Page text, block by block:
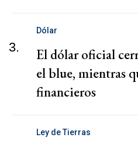
3.
Dólar
El dólar oficial
el blue, mientras
financieros
Ley de Tierras